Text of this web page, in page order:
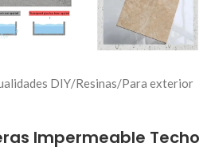
DIY/Resinas/Para exterior
Impermeable Techo